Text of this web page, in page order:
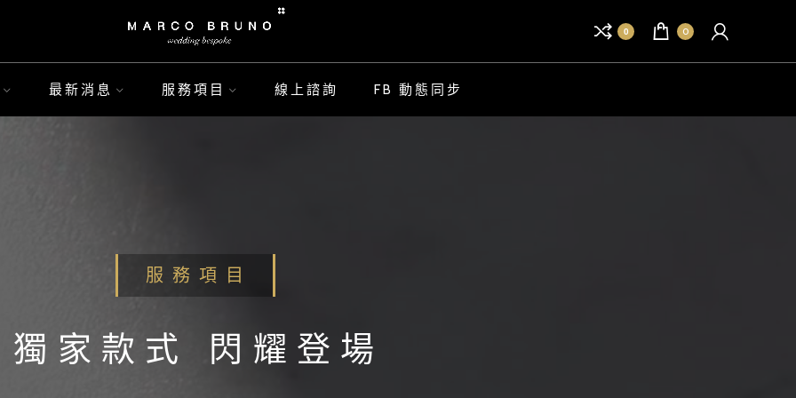
0 0
最新消息 服務項目 線上諮詢 FB 動態同步
服 務 項 目
獨家款式 閃耀登場